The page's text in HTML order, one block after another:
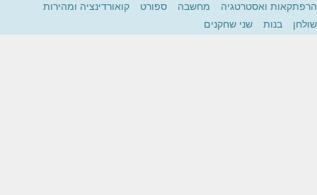
הרפתקאות ואסטרטגיה מחשבה ספורט
קואורדינציה ומהירות
שולחן
בנות שני שחקנים